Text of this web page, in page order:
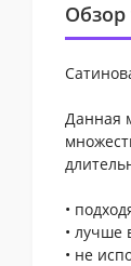
Обзор
Данная
•
• лучше
• не